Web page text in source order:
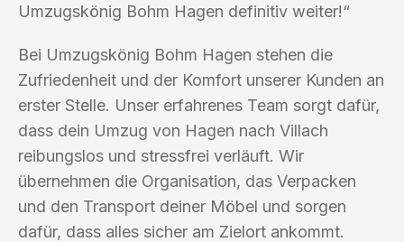
Umzugskönig Bohm Hagen definitiv weiter!“
Bei Umzugskönig Bohm Hagen stehen die
Zufriedenheit und der Komfort unserer Kunden an
erster Stelle. Unser erfahrenes Team sorgt dafür,
dass dein Umzug von Hagen nach Villach
reibungslos und stressfrei verläuft. Wir
übernehmen die Organisation, das Verpacken
und den Transport deiner Möbel und sorgen
dafür, dass alles sicher am Zielort ankommt.